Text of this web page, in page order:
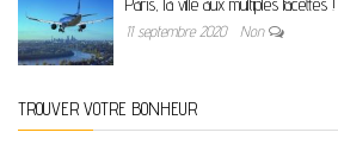
Paris, la ville aux multiples facettes !
11 septembre 2020 Non
TROUVER VOTRE BONHEUR